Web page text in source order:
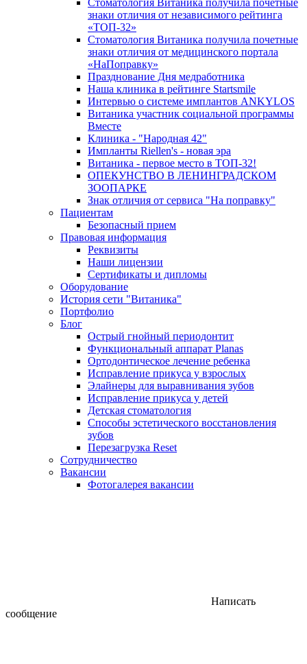
Стоматология Витаника получила почетные
знаки отличия от независимого рейтинга
«ТОП-32»
Стоматология Витаника получила почетные
знаки отличия от медицинского портала
«НаПоправку»
Празднование Дня медработника
Наша клиника в рейтинге Startsmile
Интервью о системе имплантов ANKYLOS
Витаника участник социальной программы
Вместе
Клиника - "Народная 42"
Импланты Riellen's - новая эра
Витаника - первое место в ТОП-32!
ОПЕКУНСТВО В ЛЕНИНГРАДСКОМ
ЗООПАРКЕ
Знак отличия от сервиса "На поправку"
Пациентам
Безопасный прием
Правовая информация
Реквизиты
Наши лицензии
Сертификаты и дипломы
Оборудование
История сети "Витаника"
Портфолио
Блог
Острый гнойный периодонтит
Функциональный аппарат Planas
Ортодонтическое лечение ребенка
Исправление прикуса у взрослых
Элайнеры для выравнивания зубов
Исправление прикуса у детей
Детская стоматология
Способы эстетического восстановления
зубов
Перезагрузка Reset
Сотрудничество
Вакансии
Фотогалерея вакансии
Написать
сообщение